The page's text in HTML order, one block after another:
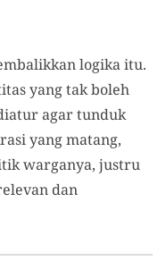
logika itu.
yang tak boleh
agar tunduk
yang matang,
warganya, justru
dan